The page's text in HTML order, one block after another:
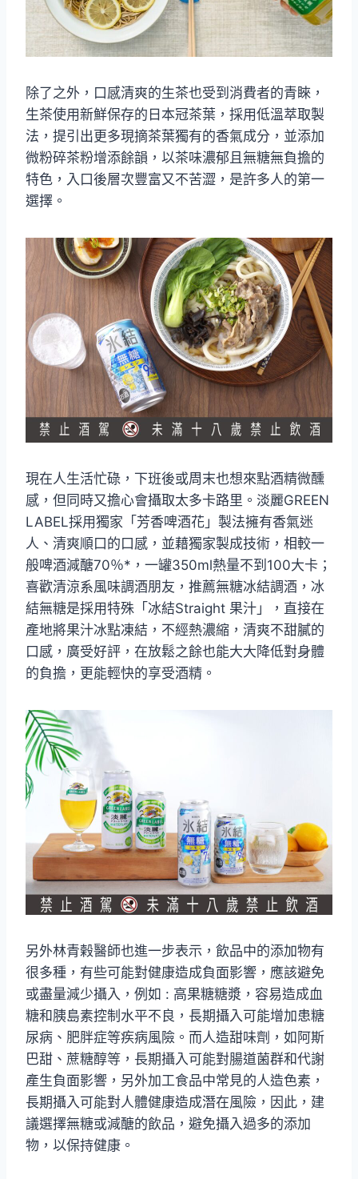
除了之外，口感清爽的生茶也受到消費者的青睞，
生茶使用新鮮保存的日本冠茶葉，採用低溫萃取製
法，提引出更多現摘茶葉獨有的香氣成分，並添加
微粉碎茶粉增添餘韻，以茶味濃郁且無糖無負擔的
特色，入口後層次豐富又不苦澀，是許多人的第一
選擇。
現在人生活忙碌，下班後或周末也想來點酒精微醺
感，但同時又擔心會攝取太多卡路里。淡麗GREEN
LABEL採用獨家「芳香啤酒花」製法擁有香氣迷
人、清爽順口的口感，並藉獨家製成技術，相較一
般啤酒減醣70％*，一罐350ml熱量不到100大卡；
喜歡清涼系風味調酒朋友，推薦無糖冰結調酒，冰
結無糖是採用特殊「冰結Straight 果汁」，直接在
產地將果汁冰點凍結，不經熱濃縮，清爽不甜膩的
口感，廣受好評，在放鬆之餘也能大大降低對身體
的負擔，更能輕快的享受酒精。
另外林青榖醫師也進一步表示，飲品中的添加物有
很多種，有些可能對健康造成負面影響，應該避免
或盡量減少攝入，例如 : 高果糖糖漿，容易造成血
糖和胰島素控制水平不良，長期攝入可能增加患糖
尿病、肥胖症等疾病風險。而人造甜味劑，如阿斯
巴甜、蔗糖醇等，長期攝入可能對腸道菌群和代謝
產生負面影響，另外加工食品中常見的人造色素，
長期攝入可能對人體健康造成潛在風險，因此，建
議選擇無糖或減醣的飲品，避免攝入過多的添加
物，以保持健康。